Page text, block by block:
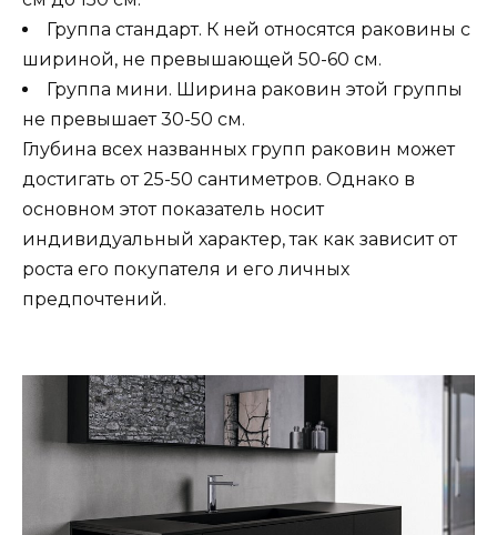
Группа стандарт. К ней относятся раковины с
шириной, не превышающей 50-60 см.
Группа мини. Ширина раковин этой группы
не превышает 30-50 см.
Глубина всех названных групп раковин может
достигать от 25-50 сантиметров. Однако в
основном этот показатель носит
индивидуальный характер, так как зависит от
роста его покупателя и его личных
предпочтений.